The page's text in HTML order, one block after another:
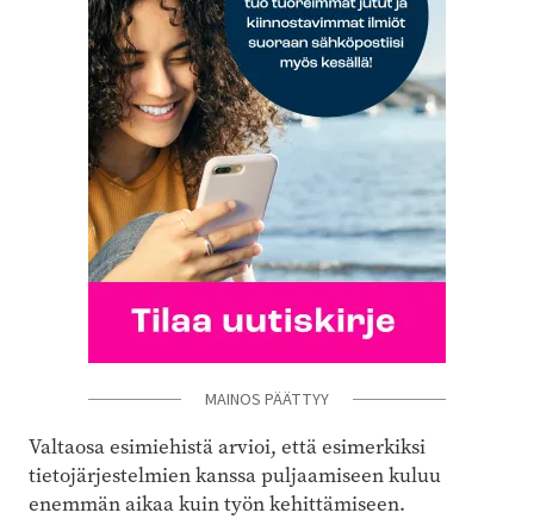
MAINOS PÄÄTTYY
Valtaosa esimiehistä arvioi, että esimerkiksi
tietojärjestelmien kanssa puljaamiseen kuluu
enemmän aikaa kuin työn kehittämiseen.